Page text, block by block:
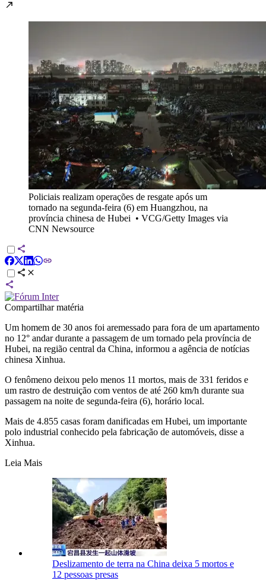
Policiais realizam operações de resgate após um
tornado na segunda-feira (6) em Huangzhou, na
província chinesa de Hubei • VCG/Getty Images via
CNN Newsource
Compartilhar matéria
Um homem de 30 anos foi aremessado para fora de um apartamento
no 12° andar durante a passagem de um tornado pela província de
Hubei, na região central da China, informou a agência de notícias
chinesa Xinhua.
O fenômeno deixou pelo menos 11 mortos, mais de 331 feridos e
um rastro de destruição com ventos de até 260 km/h durante sua
passagem na noite de segunda-feira (6), horário local.
Mais de 4.855 casas foram danificadas em Hubei, um importante
polo industrial conhecido pela fabricação de automóveis, disse a
Xinhua.
Leia Mais
Deslizamento de terra na China deixa 5 mortos e
12 pessoas presas